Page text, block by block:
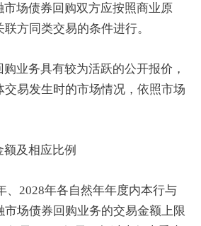
市场债券回购双方应按照商业原
方同类交易的条件进行。
业务具有较为活跃的公开报价，
交易发生时的市场情况，依照市场
及相应比例
、2028年各自然年年度内本行与
市场债券回购业务的交易金额上限